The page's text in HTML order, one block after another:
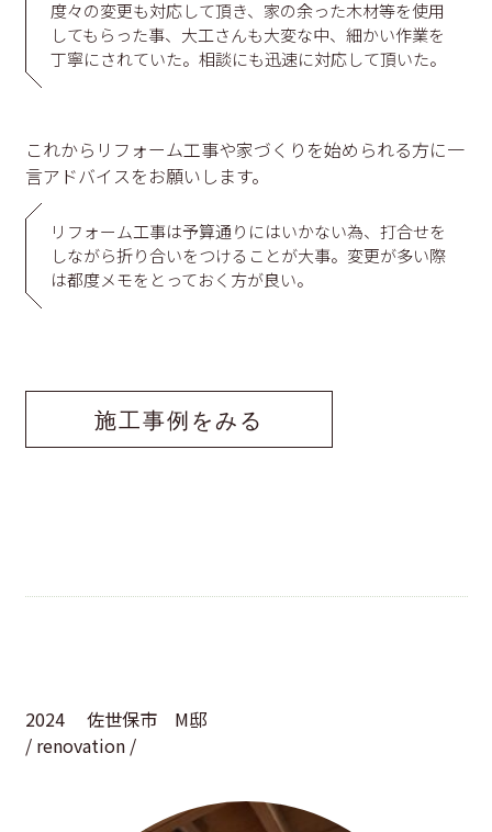
度々の変更も対応して頂き、家の余った木材等を使用
してもらった事、大工さんも大変な中、細かい作業を
丁寧にされていた。相談にも迅速に対応して頂いた。
これからリフォーム工事や家づくりを始められる方に一
言アドバイスをお願いします。
リフォーム工事は予算通りにはいかない為、打合せを
しながら折り合いをつけることが大事。変更が多い際
は都度メモをとっておく方が良い。
施工事例をみる
2024
佐世保市 M邸
/ renovation /